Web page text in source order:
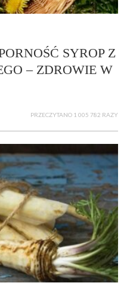
SYROP Z
– ZDROWIE W
PRZECZYTANO 1 005 782 RAZY